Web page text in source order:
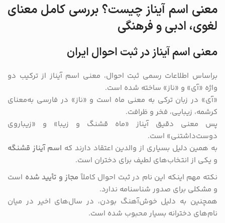
معنی اسم آیناز چیست؟ بررسی کامل معنای
لغوی، ادبی و فرهنگی
معنی اسم آیناز در ثبت احوال ایران
براساس اطلاعات رسمی ثبت احوال، معنی اسم آیناز از ترکیب دو
واژه «آی» و «ناز» ساخته شده است.
«آی» در زبان ترکی به معنی ماه است و «ناز» در فارسی به‌معنای
کرشمه، زیبایی، فخر و ظرافت.
پس معنی دقیق آیناز «ماه قشنگ و زیبا» و «زیباروی
دوست‌داشتنی» است.
به همین دلیل بسیاری از والدین اعتقاد دارند که اسم آیناز قشنگه
و یکی از انتخاب‌های لطیف برای دختران است.
نکته مهم اینکه این نام در ثبت احوال کاملاً مجاز و تأیید شده است
و مشکلی برای صدور شناسنامه ندارد.
همچنین به دلیل خوش‌آهنگ بودن، در سال‌های اخیر در میان
نام‌های دخترانه بسیار محبوب شده است.